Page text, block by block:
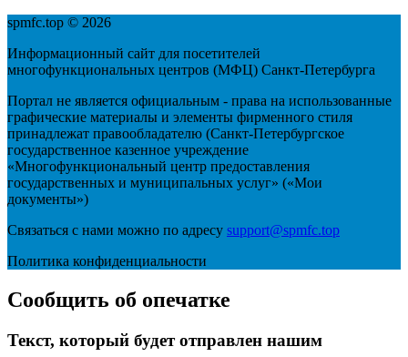
spmfc.top © 2026
Информационный сайт для посетителей
многофункциональных центров (МФЦ) Санкт-Петербурга
Портал не является официальным - права на использованные
графические материалы и элементы фирменного стиля
принадлежат правообладателю (Санкт-Петербургское
государственное казенное учреждение
«Многофункциональный центр предоставления
государственных и муниципальных услуг» («Мои
документы»)
Связаться с нами можно по адресу support@spmfc.top
Политика конфиденциальности
Сообщить об опечатке
Текст, который будет отправлен нашим